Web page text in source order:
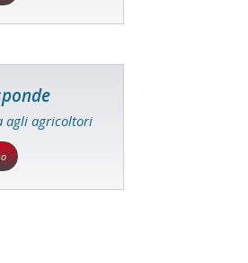
agli agricoltori